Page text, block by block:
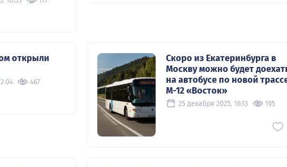
открыли
467
Скоро из Екатеринбурга в
Москву можно будет
на автобусе по новой
М-12 «Восток»
25 декабря 2025, 16:13 195